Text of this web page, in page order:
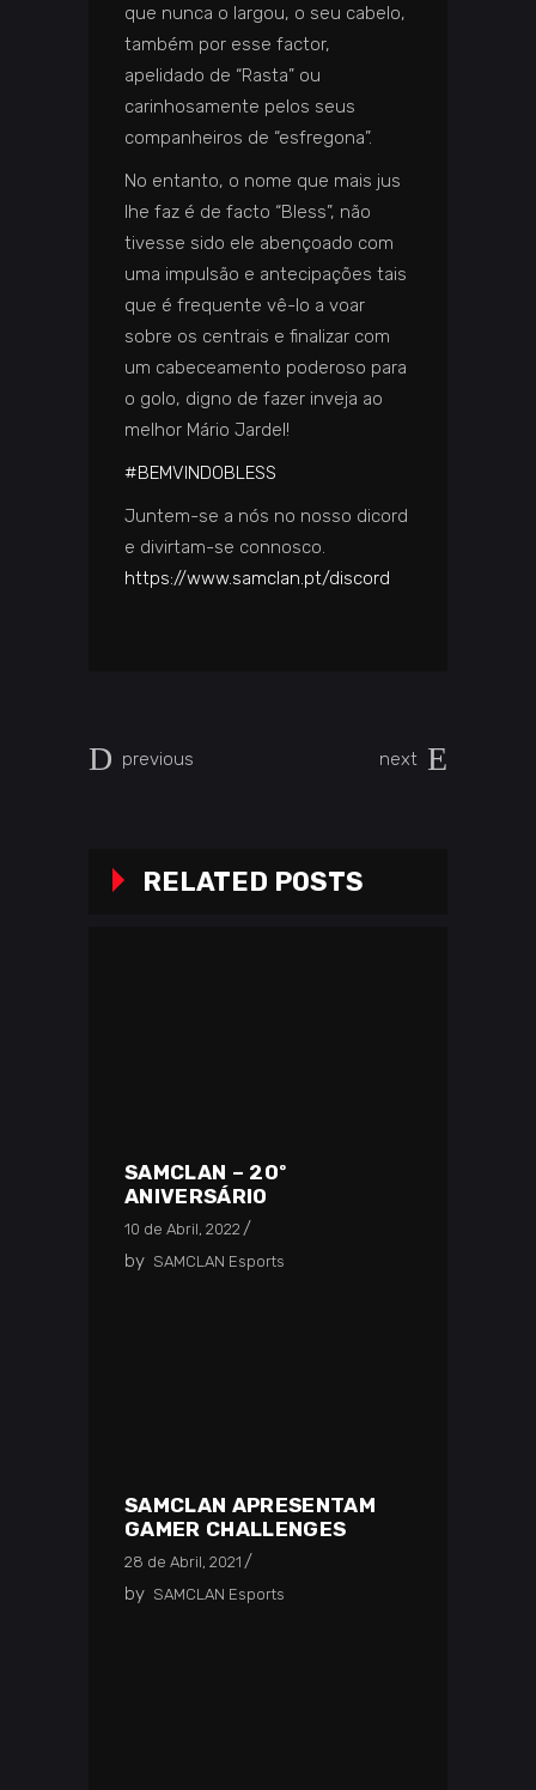
que nunca o largou, o seu cabelo,
também por esse factor,
apelidado de “Rasta” ou
carinhosamente pelos seus
companheiros de “esfregona”.
No entanto, o nome que mais jus
lhe faz é de facto “Bless”, não
tivesse sido ele abençoado com
uma impulsão e antecipações tais
que é frequente vê-lo a voar
sobre os centrais e finalizar com
um cabeceamento poderoso para
o golo, digno de fazer inveja ao
melhor Mário Jardel!
#BEMVINDOBLESS
Juntem-se a nós no nosso dicord
e divirtam-se connosco.
https://www.samclan.pt/discord
previous next
RELATED POSTS
SAMCLAN – 20º
ANIVERSÁRIO
10 de Abril, 2022
by SAMCLAN Esports
SAMCLAN APRESENTAM
GAMER CHALLENGES
28 de Abril, 2021
by SAMCLAN Esports